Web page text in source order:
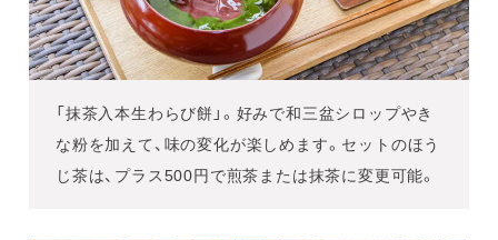
「抹茶入本生わらび餅」。好みで和三盆シロップやき
な粉を加えて、味の変化が楽しめます。セットのほう
じ茶は、プラス500円で煎茶または抹茶に変更可能。